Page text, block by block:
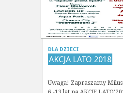
DLA DZIECI
AKCJA LATO 2018
Uwaga! Zapraszamy